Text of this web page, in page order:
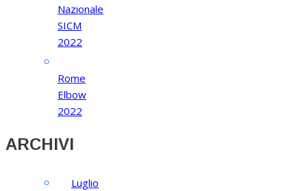
Nazionale
SICM
2022
Rome
Elbow
2022
ARCHIVI
Luglio